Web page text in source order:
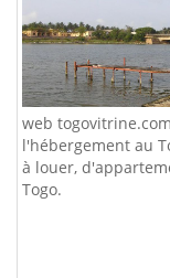
web togovitrine.com
l'hébergement au
à louer,
Togo.